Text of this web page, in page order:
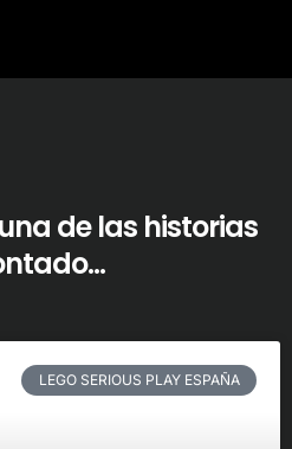
de las historias
LEGO SERIOUS PLAY ESPAÑA